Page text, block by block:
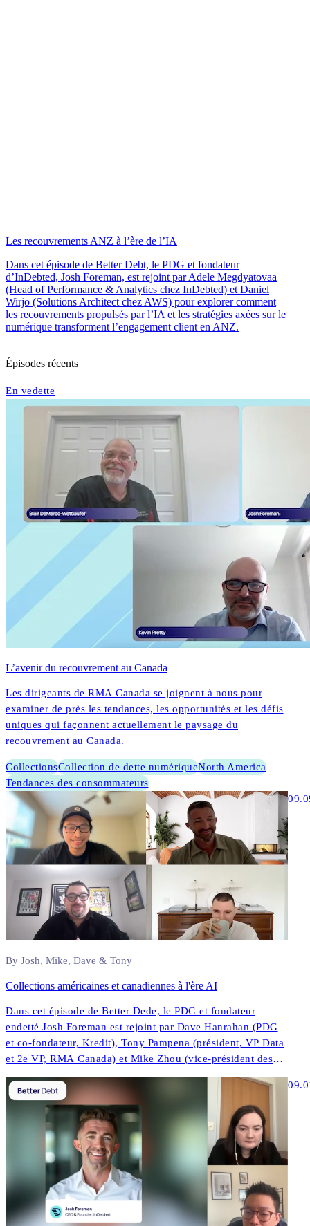
Les recouvrements ANZ à l’ère de l’IA
Dans cet épisode de Better Debt, le PDG et fondateur
d’InDebted, Josh Foreman, est rejoint par Adele Megdyatovaa
(Head of Performance & Analytics chez InDebted) et Daniel
Wirjo (Solutions Architect chez AWS) pour explorer comment
les recouvrements propulsés par l’IA et les stratégies axées sur le
numérique transforment l’engagement client en ANZ.
Épisodes récents
En vedette
L’avenir du recouvrement au Canada
Les dirigeants de RMA Canada se joignent à nous pour
examiner de près les tendances, les opportunités et les défis
uniques qui façonnent actuellement le paysage du
recouvrement au Canada.
CollectionsCollection de dette numériqueNorth America
Tendances des consommateurs
By Josh, Mike, Dave & Tony
Collections américaines et canadiennes à l'ère AI
Dans cet épisode de Better Dede, le PDG et fondateur
endetté Josh Foreman est rejoint par Dave Hanrahan (PDG
et co-fondateur, Kredit), Tony Pampena (président, VP Data
et 2e VP, RMA Canada) et Mike Zhou (vice-président des
données de contact et de la compliance, de la performance
du North.